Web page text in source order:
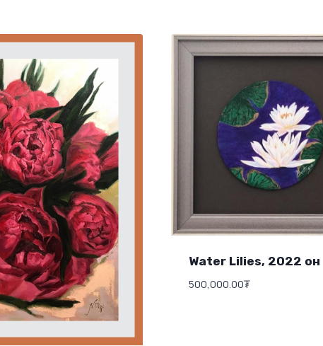
Water Lilies, 2022 он
500,000.00₮